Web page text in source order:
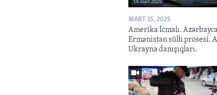
MART 15, 2025
Amerika İcmalı.
Ermənistan sülh prosesi.
Ukrayna danışıqları.